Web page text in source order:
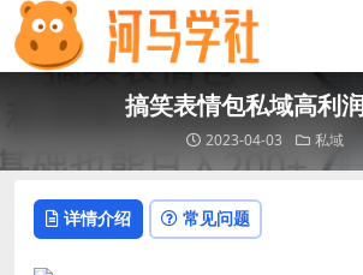
搞笑表情包私域高利
2023-04-03 私域
详情介绍 常见问题